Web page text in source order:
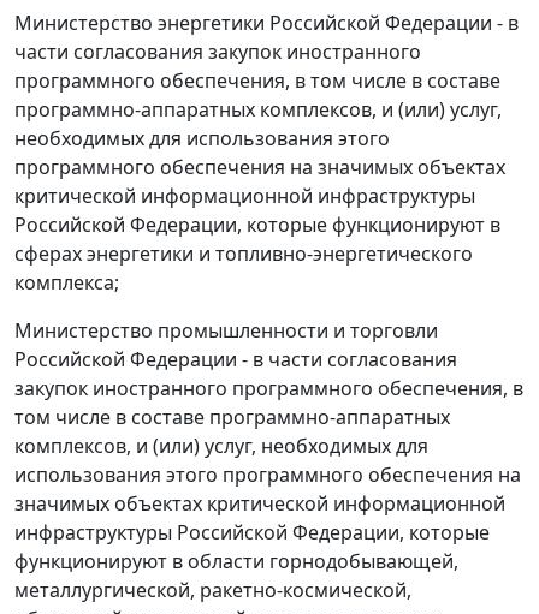
Министерство энергетики Российской Федерации - в
части согласования закупок иностранного
программного обеспечения, в том числе в составе
программно-аппаратных комплексов, и (или) услуг,
необходимых для использования этого
программного обеспечения на значимых объектах
критической информационной инфраструктуры
Российской Федерации, которые функционируют в
сферах энергетики и топливно-энергетического
комплекса;
Министерство промышленности и торговли
Российской Федерации - в части согласования
закупок иностранного программного обеспечения, в
том числе в составе программно-аппаратных
комплексов, и (или) услуг, необходимых для
использования этого программного обеспечения на
значимых объектах критической информационной
инфраструктуры Российской Федерации, которые
функционируют в области горнодобывающей,
металлургической, ракетно-космической,